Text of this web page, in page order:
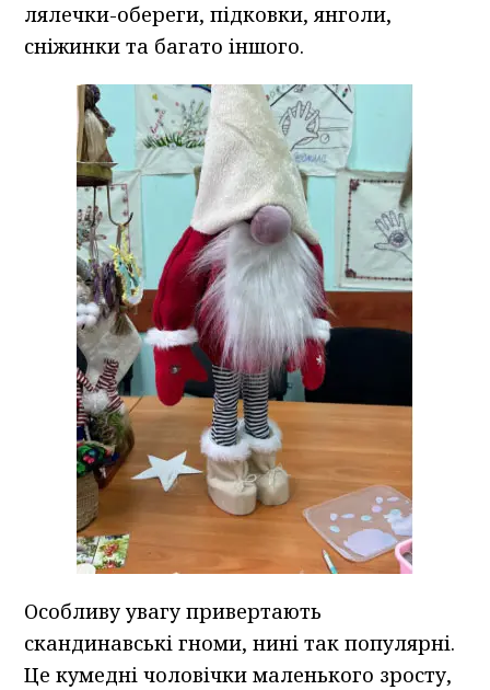
лялечки-обереги, підковки, янголи,
сніжинки та багато іншого.
Особливу увагу привертають
скандинавські гноми, нині так популярні.
Це кумедні чоловічки маленького зросту,